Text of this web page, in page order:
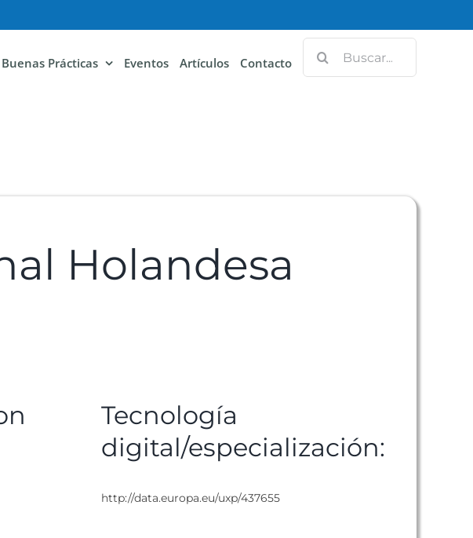
Buenas Prácticas Eventos Artículos Contacto
Holandesa
Tecnología
digital/especialización:
http://data.europa.eu/uxp/437655